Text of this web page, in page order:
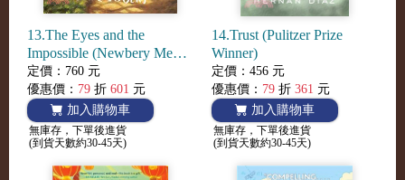
13.The Eyes and the
Impossible (Newbery Medal
Winner)
定價：760 元
優惠價： 79 折 601 元
加入購物車
無庫存，下單後進貨
(到貨天數約30-45天)
14.Trust (Pulitzer Prize
Winner)
定價：456 元
優惠價： 79 折 361 元
加入購物車
無庫存，下單後進貨
(到貨天數約30-45天)